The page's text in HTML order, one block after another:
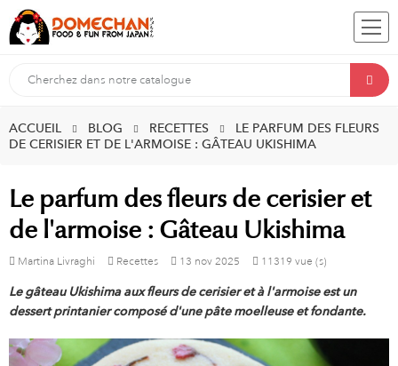
ACCUEIL BLOG RECETTES
LE PARFUM DES FLEURS
DE CERISIER ET DE L'ARMOISE : GÂTEAU UKISHIMA
Le parfum des fleurs de cerisier et
de l'armoise : Gâteau Ukishima
Martina Livraghi Recettes 13 nov 2025 11319 vue (s)
Le gâteau Ukishima aux fleurs de cerisier et à l'armoise est un
dessert printanier composé d'une pâte moelleuse et fondante.